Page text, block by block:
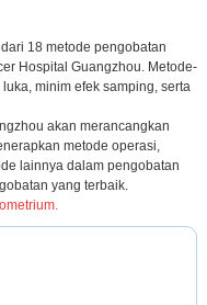
18 metode pengobatan
Hospital Guangzhou. Metode-
minim efek samping, serta
akan merancangkan
metode operasi,
lainnya dalam pengobatan
yang terbaik.